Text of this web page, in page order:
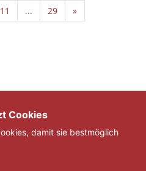
11 ... 29 »
Cookies
damit sie bestmöglich